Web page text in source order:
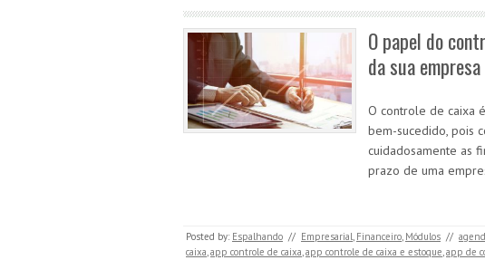
O papel do
da sua empresa
O controle de caixa
bem-sucedido, pois
cuidadosamente as
prazo de uma
Posted by: Espalhando // Empresarial, Financeiro, Módulos //
caixa,app controle de caixa,app controle de caixa e estoque,app de